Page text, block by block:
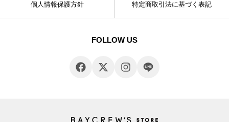
個人情報保護方針 特定商取引法に基づく表記
FOLLOW US